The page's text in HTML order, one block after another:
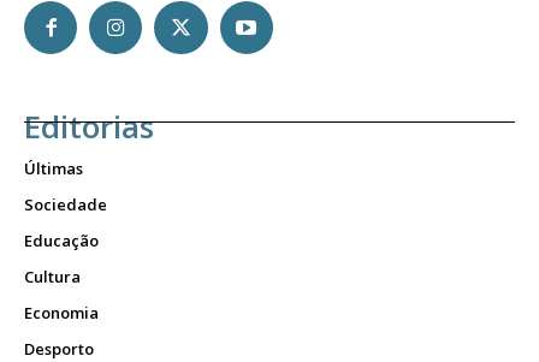
Planos de Assinatura
Faça-se assinante do Região de Cister e ajude-nos a manter este serviço
Sendo assinante terá acesso a todos os conteúdos exclusivos e versões
Editorias
Últimas
Sociedade
Educação
Cultura
Economia
Desporto